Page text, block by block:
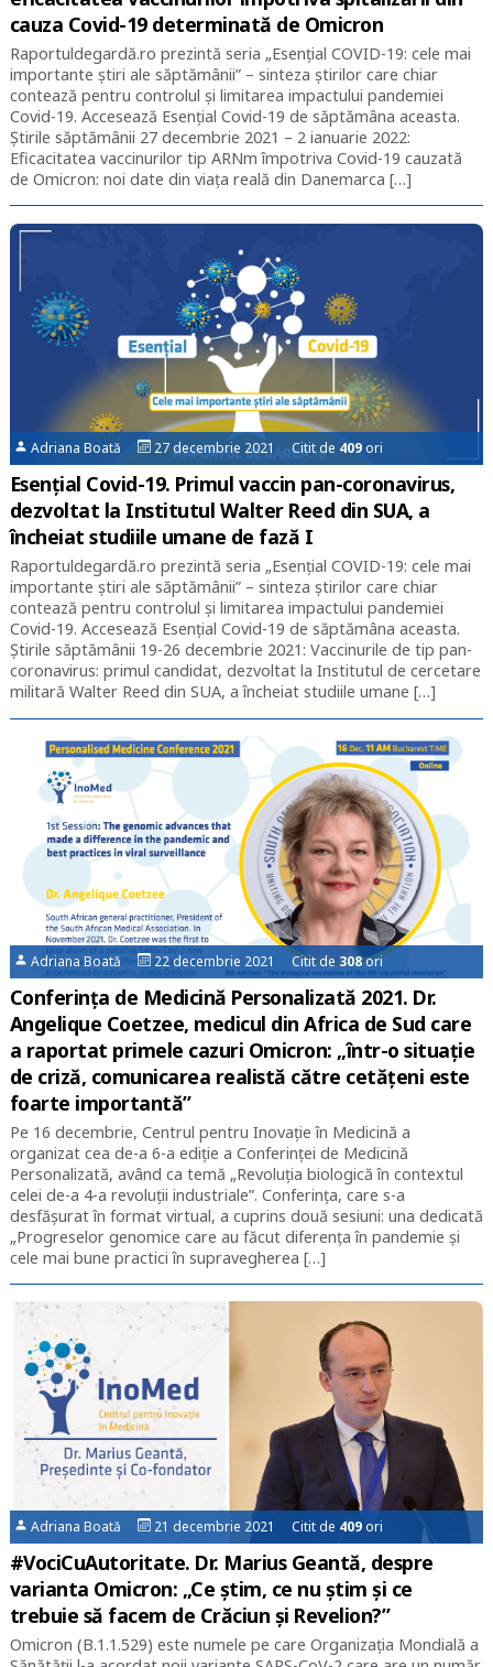
cauza Covid-19 determinată de Omicron
Raportuldegardă.ro prezintă seria „Esențial COVID-19: cele mai
importante știri ale săptămânii” – sinteza știrilor care chiar
contează pentru controlul și limitarea impactului pandemiei
Covid-19. Accesează Esențial Covid-19 de săptămâna aceasta.
Știrile săptămânii 27 decembrie 2021 – 2 ianuarie 2022:
Eficacitatea vaccinurilor tip ARNm împotriva Covid-19 cauzată
de Omicron: noi date din viața reală din Danemarca […]
Adriana Boată 27 decembrie 2021 Citit de 409ori
Esențial Covid-19. Primul vaccin pan-coronavirus,
dezvoltat la Institutul Walter Reed din SUA, a
încheiat studiile umane de fază I
Raportuldegardă.ro prezintă seria „Esențial COVID-19: cele mai
importante știri ale săptămânii” – sinteza știrilor care chiar
contează pentru controlul și limitarea impactului pandemiei
Covid-19. Accesează Esențial Covid-19 de săptămâna aceasta.
Știrile săptămânii 19-26 decembrie 2021: Vaccinurile de tip pan-
coronavirus: primul candidat, dezvoltat la Institutul de cercetare
militară Walter Reed din SUA, a încheiat studiile umane […]
Adriana Boată 22 decembrie 2021 Citit de308ori
Conferința de Medicină Personalizată 2021. Dr.
Angelique Coetzee, medicul din Africa de Sud care
a raportat primele cazuri Omicron: „într-o situație
de criză, comunicarea realistă către cetățeni este
foarte importantă”
Pe 16 decembrie, Centrul pentru Inovație în Medicină a
organizat cea de-a 6-a ediție a Conferinței de Medicină
Personalizată, având ca temă „Revoluția biologică în contextul
celei de-a 4-a revoluții industriale”. Conferința, care s-a
desfășurat în format virtual, a cuprins două sesiuni: una dedicată
„Progreselor genomice care au făcut diferența în pandemie și
cele mai bune practici în supravegherea […]
Adriana Boată 21 decembrie 2021 Citit de 409ori
#VociCuAutoritate. Dr. Marius Geantă, despre
varianta Omicron: „Ce știm, ce nu știm și ce
trebuie să facem de Crăciun și Revelion?”
Omicron (B.1.1.529) este numele pe care Organizația Mondială a